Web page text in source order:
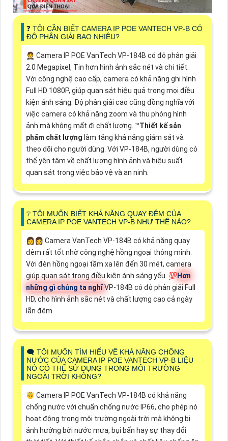
❓ TÔI CẦN BIẾT CAMERA IP POE VANTECH VP-B CÓ
ĐỘ PHÂN GIẢI BAO NHIÊU?
🤵 Camera IP POE VanTech VP-184B có độ phân giải
2.0 Megapixel, Tin hơn hình ảnh sắc nét và chi tiết.
Với công nghệ cao cấp, camera có khả năng ghi hình
Full HD 1080P, giúp quan sát hiệu quả trong mọi điều
kiện ánh sáng. Độ phân giải cao cũng đồng nghĩa với
việc camera có khả năng zoom và thu phóng hình
ảnh mà không mất đi chất lượng. ™️Thiết kế sản
phẩm chất lượng làm tăng khả năng giám sát và
theo dõi cho người dùng. Với VP-184B, người dùng có
thể yên tâm về chất lượng hình ảnh và hiệu suất
quan sát trong việc bảo vệ và an ninh.
❔ TÔI MUỐN BIẾT KHẢ NĂNG QUAY ĐÊM CỦA
CAMERA IP POE VANTECH VP-B NHƯ THẾ NÀO?
️👩‍👩 Camera VanTech VP-184B có khả năng quay
đêm rất tốt nhờ công nghệ hồng ngoại thông minh.
Với đèn hồng ngoại tầm xa lên đến 30 mét, camera
giúp quan sát trong điều kiện ánh sáng yếu. 💯Hơn
những gì chúng ta nghĩVP-184B có độ phân giải Full
HD, cho hình ảnh sắc nét và chất lượng cao cả ngày
lẫn đêm.
🗨️ TÔI MUỐN TÌM HIỂU VỀ KHẢ NĂNG CHỐNG
NƯỚC CỦA CAMERA IP POE VANTECH VP-B LIỆU
NÓ CÓ THỂ SỬ DỤNG TRONG MÔI TRƯỜNG
NGOÀI TRỜI KHÔNG?
🤴 Camera IP POE VanTech VP-184B có khả năng
chống nước với chuẩn chống nước IP66, cho phép nó
hoạt động trong môi trường ngoài trời mà không bị
ảnh hưởng bởi nước mưa, bụi bẩn hay sự thay đổi